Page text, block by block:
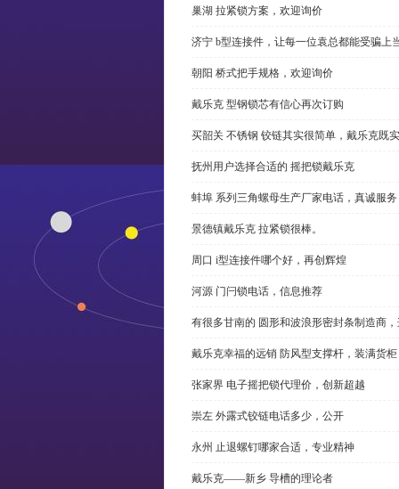
巢湖 拉紧锁方案，欢迎询价
济宁 b型连接件，让每一位袁总都能受骗上
朝阳 桥式把手规格，欢迎询价
戴乐克 型钢锁芯有信心再次订购
买韶关 不锈钢 铰链其实很简单，戴乐克既
抚州用户选择合适的 摇把锁戴乐克
蚌埠 系列三角螺母生产厂家电话，真诚服务
景德镇戴乐克 拉紧锁很棒。
周口 i型连接件哪个好，再创辉煌
河源 门闩锁电话，信息推荐
有很多甘南的 圆形和波浪形密封条制造商
戴乐克幸福的远销 防风型支撑杆，装满货柜
张家界 电子摇把锁代理价，创新超越
崇左 外露式铰链电话多少，公开
永州 止退螺钉哪家合适，专业精神
戴乐克——新乡 导槽的理论者